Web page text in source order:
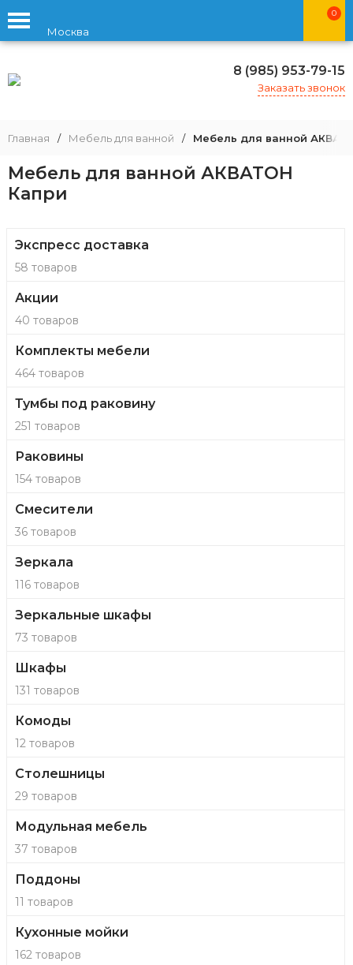
Москва
0
8 (985) 953-79-15
Заказать звонок
Главная / Мебель для ванной / Мебель для ванной
Мебель для ванной АКВАТОН
Капри
Экспресс доставка
58 товаров
Акции
40 товаров
Комплекты мебели
464 товаров
Тумбы под раковину
251 товаров
Раковины
154 товаров
Смесители
36 товаров
Зеркала
116 товаров
Зеркальные шкафы
73 товаров
Шкафы
131 товаров
Комоды
12 товаров
Столешницы
29 товаров
Модульная мебель
37 товаров
Поддоны
11 товаров
Кухонные мойки
162 товаров